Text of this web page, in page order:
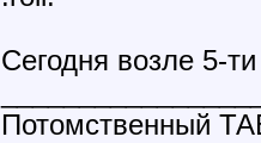
Сегодня возле 5-
Потомственный